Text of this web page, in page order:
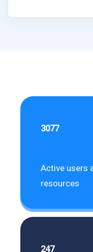
3077
Active users
resources
247